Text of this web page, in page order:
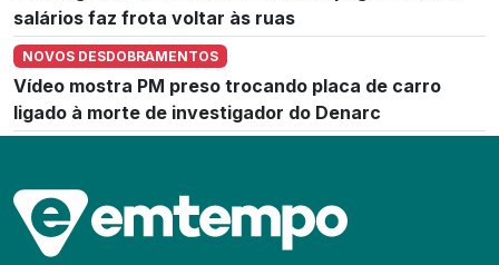
salários faz frota voltar às ruas
NOVOS DESDOBRAMENTOS
Vídeo mostra PM preso trocando placa de carro
ligado à morte de investigador do Denarc